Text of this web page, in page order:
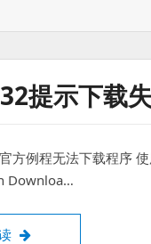
52840
提示下载
方例程无法下载程序 使
Downloa…
NRF52832提示下载失